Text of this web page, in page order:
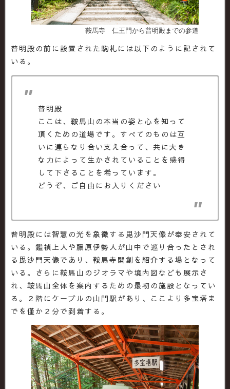
鞍馬寺 仁王門から普明殿までの参道
普明殿の前に設置された駒札には以下のように記されて
いる。
普明殿
ここは、鞍馬山の本当の姿と心を知って
頂くための道場です。すべてのものは互
いに連らなり合い支え合って、共に大き
な力によって生かされていることを感得
して下さることを希っています。
どうぞ、ご自由にお入りください
普明殿には智慧の光を象徴する毘沙門天像が奉安されて
いる。鑑禎上人や藤原伊勢人が山中で巡り合ったとされ
る毘沙門天像であり、鞍馬寺開創を紹介する場となって
いる。さらに鞍馬山のジオラマや境内図なども展示さ
れ、鞍馬山全体を案内するための最初の施設となってい
る。２階にケーブルの山門駅があり、ここより多宝塔ま
でを僅か２分で到着する。